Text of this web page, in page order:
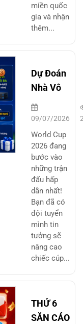
miền quốc
gia và nhận
thêm...
Dự Đoán
Nhà Vô
Địch
World
Cup 2026
– Rinh
Quà
Công
Nghệ
Cùng
BKNS
09/07/2026
World Cup
2026 đang
bước vào
những trận
đấu hấp
dẫn nhất!
Bạn đã có
đội tuyển
mình tin
tưởng sẽ
nâng cao
chiếc cúp...
THỨ 6
SĂN CÁO